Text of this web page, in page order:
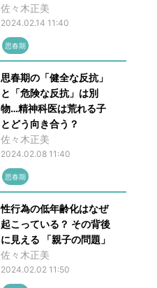
佐々木正美
2024.02.14 11:40
思春期
思春期の「健全な反抗」
と「危険な反抗」は別
物…精神科医は荒れる子
とどう向き合う？
佐々木正美
2024.02.08 11:40
思春期
性行為の低年齢化はなぜ
起こっている？ その背後
に見える 「親子の問題」
佐々木正美
2024.02.02 11:50